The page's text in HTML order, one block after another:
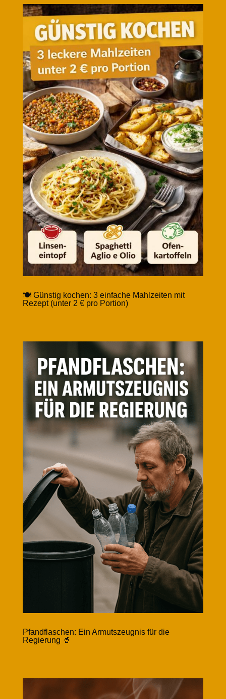
🍽️ Günstig kochen: 3 einfache Mahlzeiten mit
Rezept (unter 2 € pro Portion)
Pfandflaschen: Ein Armutszeugnis für die
Regierung 🥤